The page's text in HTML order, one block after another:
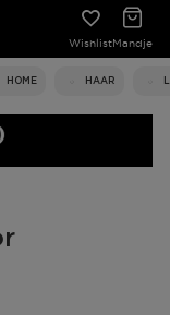
WishlistMandje
HOME HAAR